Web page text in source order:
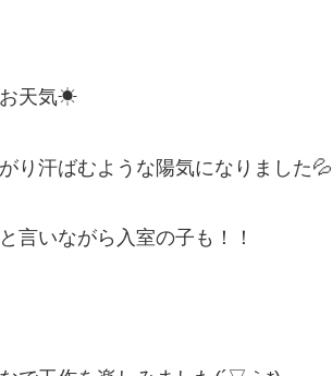
天気☀
り汗ばむような陽気になりました💦
言いながら入室の子も！！